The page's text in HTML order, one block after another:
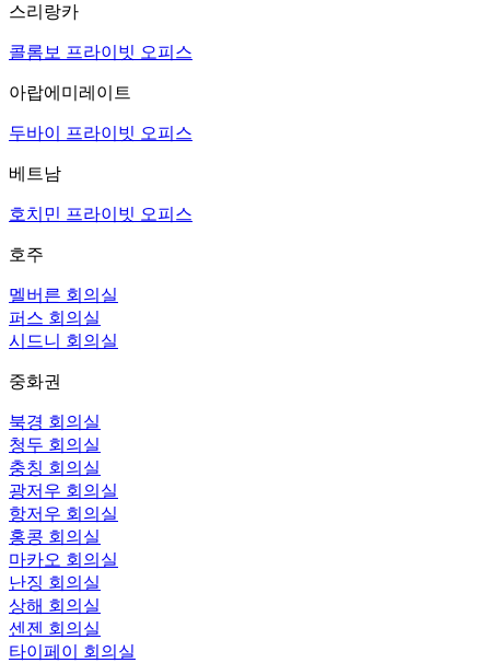
스리랑카
콜롬보 프라이빗 오피스
아랍에미레이트
두바이 프라이빗 오피스
베트남
호치민 프라이빗 오피스
호주
멜버른 회의실
퍼스 회의실
시드니 회의실
중화권
북경 회의실
청두 회의실
충칭 회의실
광저우 회의실
항저우 회의실
홍콩 회의실
마카오 회의실
난징 회의실
상해 회의실
센젠 회의실
타이페이 회의실